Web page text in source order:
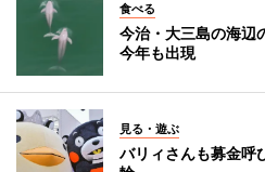
食べる
今治・大三島の海辺
今年も出現
見る・遊ぶ
バリィさんも募金